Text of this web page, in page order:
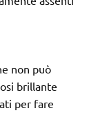
non può
brillante
per fare